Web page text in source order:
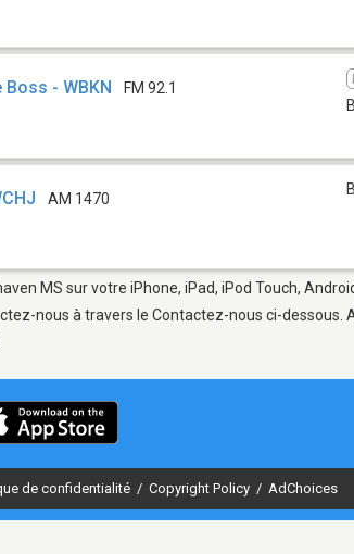
Boss - WBKN FM 92.1
AM 1470
MS sur votre iPhone, iPad, iPod Touch,
nous à travers le Contactez-nous ci-
de confidentialité / Copyright Policy / AdChoices